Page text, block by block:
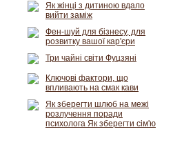
Як жінці з дитиною вдало
вийти заміж
Фен-шуй для бізнесу, для
розвитку вашої кар'єри
Три чайні світи Фуцзяні
Ключові фактори, що
впливають на смак кави
Як зберегти шлюб на межі
розлучення поради
психолога Як зберегти сім'ю